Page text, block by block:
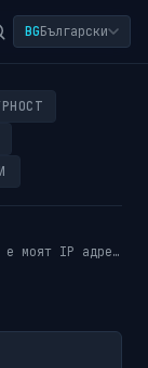
BGБългарски
Какъв е моят IP адрес?